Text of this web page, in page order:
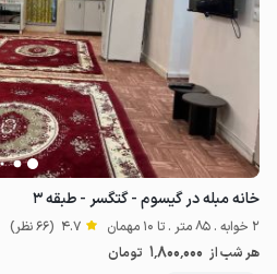
خانه مبله در گیسوم - گتگسر - طبقه ۳
2 خوابه . 85 متر . تا 10 مهمان 4.7 (66 نظر)
هر شب از 1٬800٬000 تومان